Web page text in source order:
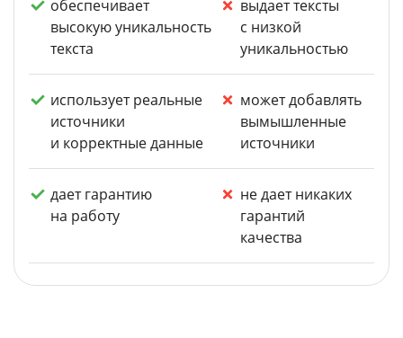
обеспечивает
высокую уникальность
текста
выдает тексты
с низкой
уникальностью
использует реальные
источники
и корректные данные
может добавлять
вымышленные
источники
дает гарантию
на работу
не дает никаких
гарантий
качества